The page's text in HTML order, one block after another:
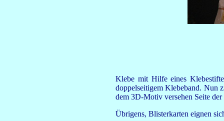
Klebe mit Hilfe eines
doppelseitigem Klebeband. Nun
dem 3D-Motiv versehen Seite
Übrigens, Blisterkarten eignen